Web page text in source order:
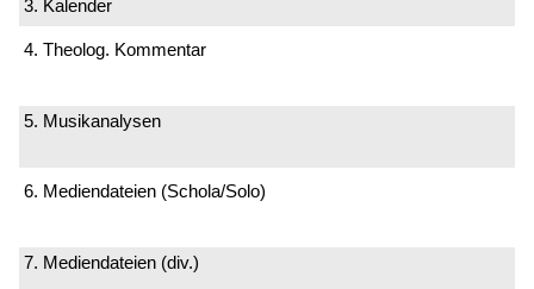
3. Kalender
4. Theolog. Kommentar
5. Musikanalysen
6. Mediendateien (Schola/Solo)
7. Mediendateien (div.)